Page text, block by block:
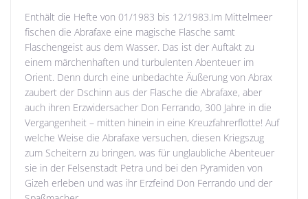
Enthält die Hefte von 01/1983 bis 12/1983.Im Mittelmeer
fischen die Abrafaxe eine magische Flasche samt
Flaschengeist aus dem Wasser. Das ist der Auftakt zu
einem märchenhaften und turbulenten Abenteuer im
Orient. Denn durch eine unbedachte Äußerung von Abrax
zaubert der Dschinn aus der Flasche die Abrafaxe, aber
auch ihren Erzwidersacher Don Ferrando, 300 Jahre in die
Vergangenheit – mitten hinein in eine Kreuzfahrerflotte! Auf
welche Weise die Abrafaxe versuchen, diesen Kriegszug
zum Scheitern zu bringen, was für unglaubliche Abenteuer
sie in der Felsenstadt Petra und bei den Pyramiden von
Gizeh erleben und was ihr Erzfeind Don Ferrando und der